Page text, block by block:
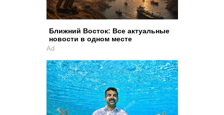
Ближний Восток: Все актуальные
новости в одном месте
Ad